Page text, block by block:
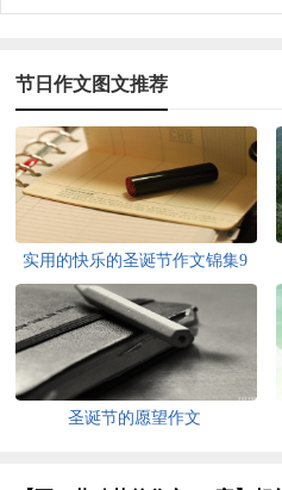
节日作文图文推荐
实用的快乐的圣诞节作文锦集9
篇
圣诞节的愿望作文